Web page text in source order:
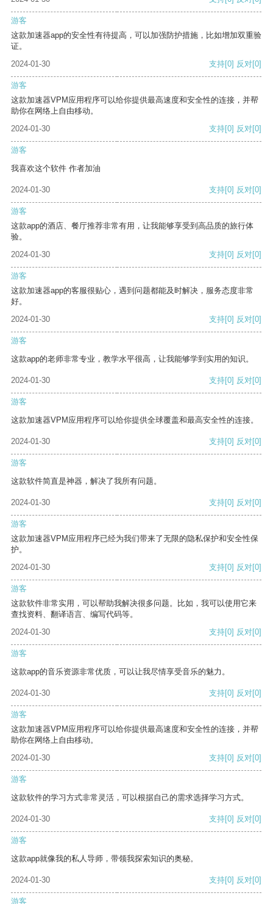
游客
这款加速器app的安全性有待提高，可以加强防护措施，比如增加双重验
证。
2024-01-30
支持[0] 反对[0]
游客
这款加速器VPM应用程序可以给你提供最高速度和安全性的连接，并帮
助你在网络上自由移动。
2024-01-30
支持[0] 反对[0]
游客
我喜欢这个软件 作者加油
2024-01-30 支持[0] 反对[0]
游客
这款app的酒店、餐厅推荐非常有用，让我能够享受到高品质的旅行体
验。
2024-01-30
支持[0] 反对[0]
游客
这款加速器app的客服很贴心，遇到问题都能及时解决，服务态度非常
好。
2024-01-30
支持[0] 反对[0]
游客
这款app的老师非常专业，教学水平很高，让我能够学到实用的知识。
2024-01-30 支持[0] 反对[0]
游客
这款加速器VPM应用程序可以给你提供全球覆盖和最高安全性的连接。
2024-01-30 支持[0] 反对[0]
游客
这款软件简直是神器，解决了我所有问题。
2024-01-30 支持[0] 反对[0]
游客
这款加速器VPM应用程序已经为我们带来了无限的隐私保护和安全性保
护。
2024-01-30
支持[0] 反对[0]
游客
这款软件非常实用，可以帮助我解决很多问题。比如，我可以使用它来
查找资料、翻译语言、编写代码等。
2024-01-30
支持[0] 反对[0]
游客
这款app的音乐资源非常优质，可以让我尽情享受音乐的魅力。
2024-01-30 支持[0] 反对[0]
游客
这款加速器VPM应用程序可以给你提供最高速度和安全性的连接，并帮
助你在网络上自由移动。
2024-01-30
支持[0] 反对[0]
游客
这款软件的学习方式非常灵活，可以根据自己的需求选择学习方式。
2024-01-30 支持[0] 反对[0]
游客
这款app就像我的私人导师，带领我探索知识的奥秘。
2024-01-30 支持[0] 反对[0]
游客